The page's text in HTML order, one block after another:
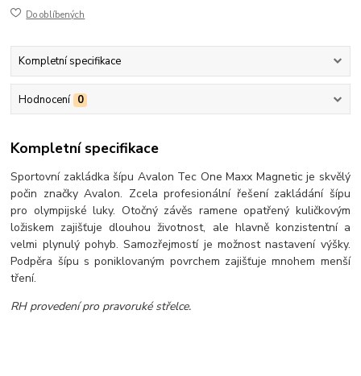
Do oblíbených
Kompletní specifikace
Hodnocení 0
Kompletní specifikace
Sportovní zakládka šípu Avalon Tec One Maxx Magnetic je skvělý
počin značky Avalon. Zcela profesionální řešení zakládání šípu
pro olympijské luky. Otočný závěs ramene opatřený kuličkovým
ložiskem zajišťuje dlouhou životnost, ale hlavně konzistentní a
velmi plynulý pohyb. Samozřejmostí je možnost nastavení výšky.
Podpěra šípu s poniklovaným povrchem zajišťuje mnohem menší
tření.
RH provedení pro pravoruké střelce.